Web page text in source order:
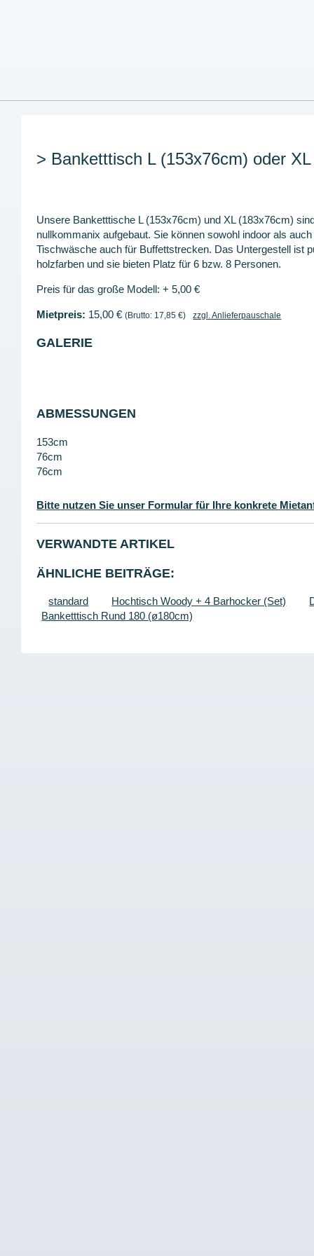
> Banketttisch L (153x76cm) oder
Unsere Banketttische L (153x76cm) und XL (183x76cm)
nullkommanix aufgebaut. Sie können sowohl indoor als
Tischwäsche auch für Buffettstrecken. Das Untergestell ist
holzfarben und sie bieten Platz für 6 bzw. 8 Personen.
Preis für das große Modell: + 5,00 €
Mietpreis: 15,00 €(Brutto: 17,85 €) zzgl. Anlieferpauschale
GALERIE
ABMESSUNGEN
153cm
76cm
76cm
Bitte nutzen Sie unser Formular für Ihre konkrete
VERWANDTE ARTIKEL
ÄHNLICHE BEITRÄGE:
standard Hochtisch Woody + 4 Barhocker (Set)
Banketttisch Rund 180 (ø180cm)